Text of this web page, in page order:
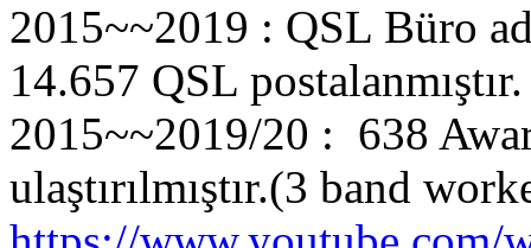
2015~~2019 : QSL Büro
14.657 QSL postalanmıştır.
2015~~2019/20 : 638
ulaştırılmıştır.(3 band